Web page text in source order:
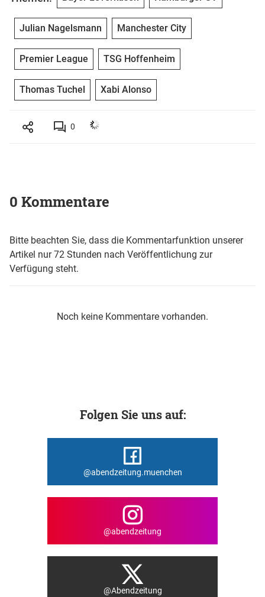
Julian Nagelsmann Manchester City
Premier League TSG Hoffenheim
Thomas Tuchel Xabi Alonso
0
0 Kommentare
Bitte beachten Sie, dass die Kommentarfunktion unserer
Artikel nur 72 Stunden nach Veröffentlichung zur
Verfügung steht.
Noch keine Kommentare vorhanden.
Folgen Sie uns auf:
@abendzeitung.muenchen
@abendzeitung
@Abendzeitung